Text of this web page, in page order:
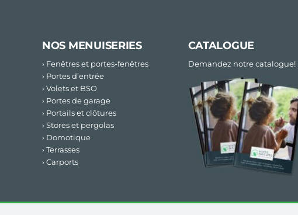
NOS MENUISERIES
› Fenêtres et portes-fenêtres
› Portes d’entrée
› Volets et BSO
› Portes de garage
› Portails et clôtures
› Stores et pergolas
› Domotique
› Terrasses
› Carports
CATALOGUE
Demandez notre catalogue!